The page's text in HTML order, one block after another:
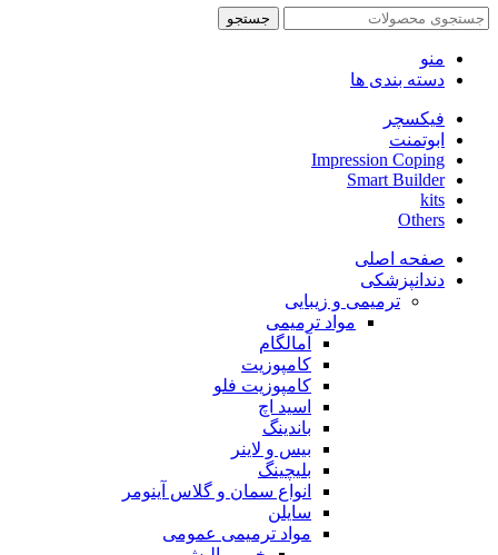
جستجو
منو
دسته بندی ها
فیکسچر
ابوتمنت
Impression Coping
Smart Builder
kits
Others
صفحه اصلی
دندانپزشکی
ترمیمی و زیبایی
مواد ترمیمی
آمالگام
کامپوزیت
کامپوزیت فلو
اسید اچ
باندینگ
بیس و لاینر
بلیچینگ
انواع سمان و گلاس آینومر
سایلن
مواد ترمیمی عمومی